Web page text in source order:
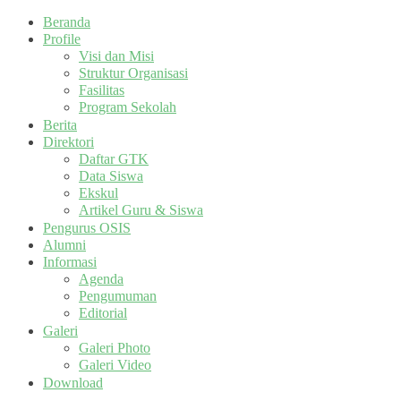
Beranda
Profile
Visi dan Misi
Struktur Organisasi
Fasilitas
Program Sekolah
Berita
Direktori
Daftar GTK
Data Siswa
Ekskul
Artikel Guru & Siswa
Pengurus OSIS
Alumni
Informasi
Agenda
Pengumuman
Editorial
Galeri
Galeri Photo
Galeri Video
Download